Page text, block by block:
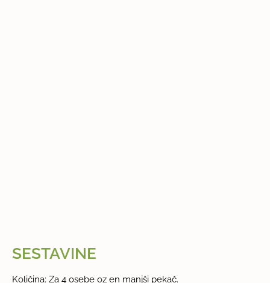
SESTAVINE
Količina: Za 4 osebe oz en manjši pekač.